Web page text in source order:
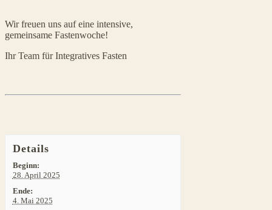
Wir freuen uns auf eine intensive,
gemeinsame Fastenwoche!
Ihr Team für Integratives Fasten
Details
Beginn:
28. April 2025
Ende:
4. Mai 2025